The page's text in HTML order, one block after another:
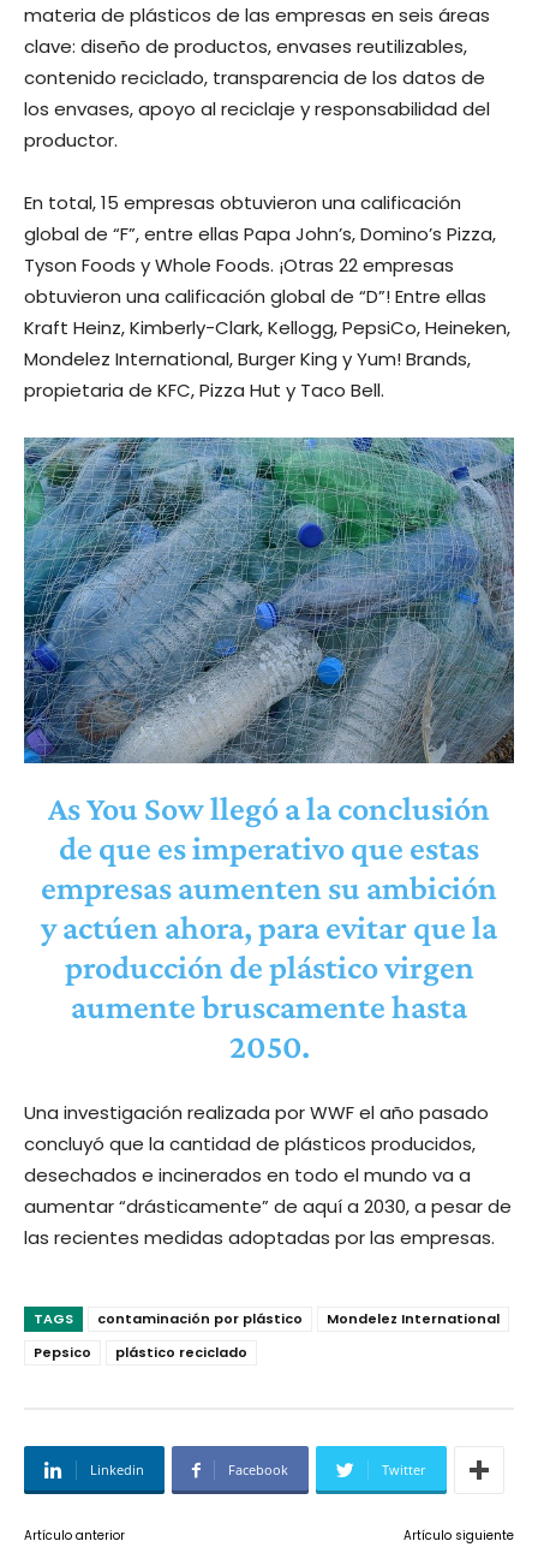
materia de plásticos de las empresas en seis áreas
clave: diseño de productos, envases reutilizables,
contenido reciclado, transparencia de los datos de
los envases, apoyo al reciclaje y responsabilidad del
productor.
En total, 15 empresas obtuvieron una calificación
global de “F”, entre ellas Papa John’s, Domino’s Pizza,
Tyson Foods y Whole Foods. ¡Otras 22 empresas
obtuvieron una calificación global de “D”! Entre ellas
Kraft Heinz, Kimberly-Clark, Kellogg, PepsiCo, Heineken,
Mondelez International, Burger King y Yum! Brands,
propietaria de KFC, Pizza Hut y Taco Bell.
As You Sow llegó a la conclusión
de que es imperativo que estas
empresas aumenten su ambición
y actúen ahora, para evitar que la
producción de plástico virgen
aumente bruscamente hasta
2050.
Una investigación realizada por WWF el año pasado
concluyó que la cantidad de plásticos producidos,
desechados e incinerados en todo el mundo va a
aumentar “drásticamente” de aquí a 2030, a pesar de
las recientes medidas adoptadas por las empresas.
TAGS contaminación por plástico
Mondelez International
Pepsico
plástico reciclado
Linkedin Facebook Twitter
Artículo anterior Artículo siguiente